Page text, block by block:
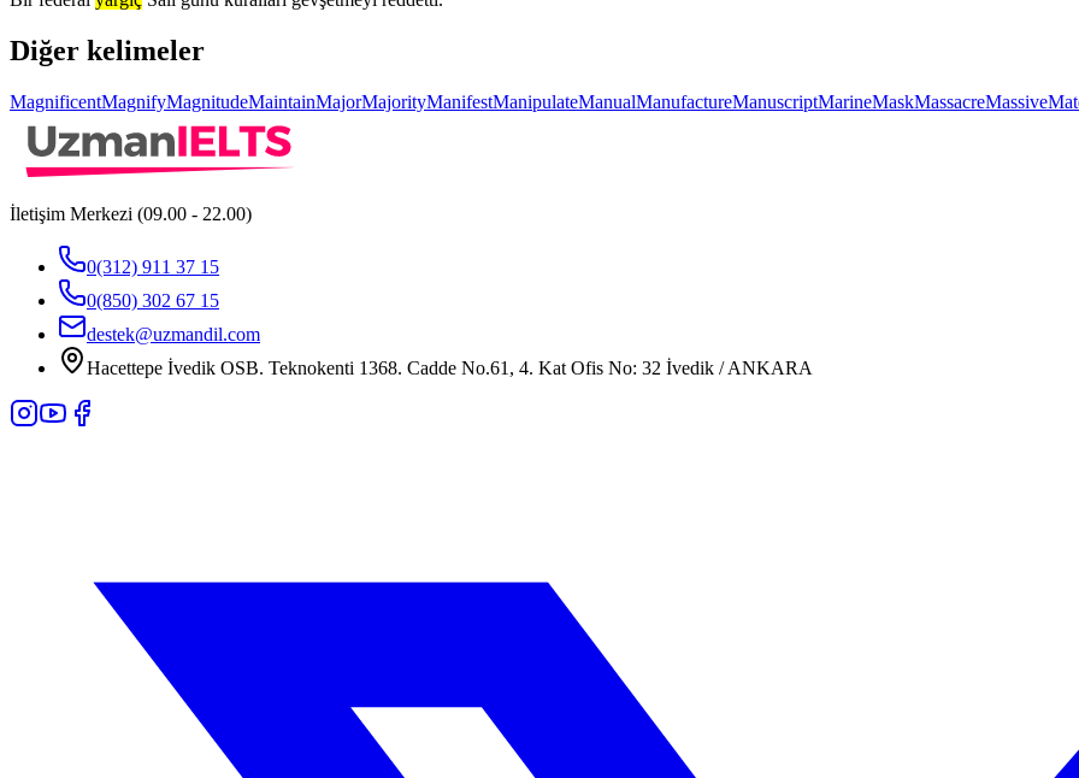
Diğer kelimeler
MagnificentMagnifyMagnitudeMaintainMajorMajorityManifestManipulateManualManufactureManuscriptMarineMaskMassacreMassive
İletişim Merkezi (09.00 - 22.00)
0(312) 911 37 15
0(850) 302 67 15
destek@uzmandil.com
Hacettepe İvedik OSB. Teknokenti 1368. Cadde No.61, 4. Kat Ofis No: 32 İvedik / ANKARA